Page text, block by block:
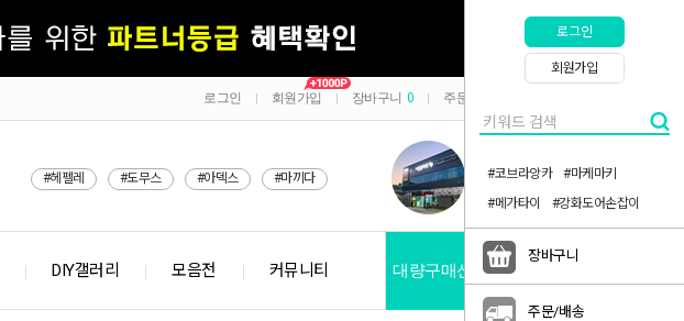
로그인 회원가입 장바구니 0 주문/배송
#헤펠레 #도무스 #아덱스 #마끼다
DIY갤러리 모음전 커뮤니티 대량구매신청
로그인
회원가입
#코브라앙카
#마케마키
#메가타이
#강화도어손잡이
장바구니
주문/배송